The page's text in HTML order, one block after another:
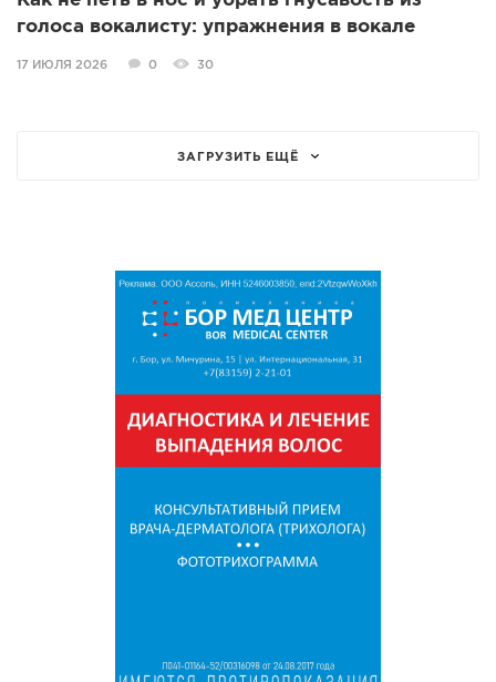
голоса вокалисту: упражнения в вокале
17 ИЮЛЯ 2026 0 30
ЗАГРУЗИТЬ ЕЩЁ